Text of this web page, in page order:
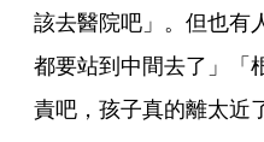
該去醫院吧」。但也有
都要站到中間去了」「
責吧，孩子真的離太近